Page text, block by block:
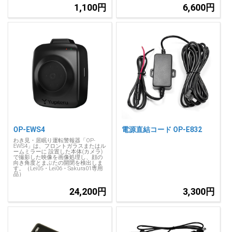
1,100円 6,600円
OP-EWS4
わき見・居眠り運転警報器「OP-
EWS4」は、フロントガラスまたはル
ームミラーに 設置した本体(カメラ)
で撮影した映像を画像処理し、顔の
向き角度とまぶたの開閉を検出しま
す。（Lei05・Lei06・Sakura01専用
品）
24,200円
電源直結コード OP-E832
3,300円